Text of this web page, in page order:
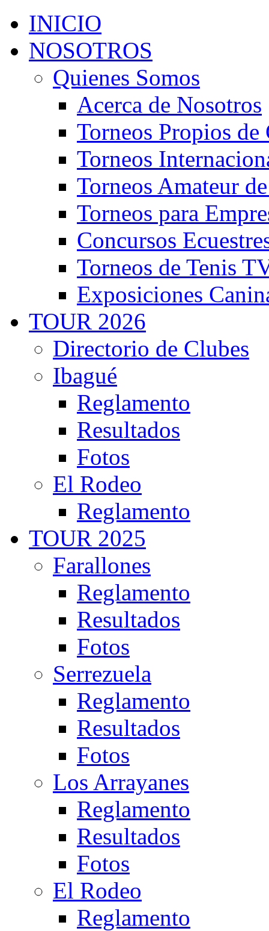
INICIO
NOSOTROS
Quienes Somos
Acerca de Nosotros
Torneos Propios
Torneos
Torneos Amateur
Torneos para
Concursos
Torneos de Tenis
Exposiciones
TOUR 2026
Directorio de Clubes
Ibagué
Reglamento
Resultados
Fotos
El Rodeo
Reglamento
TOUR 2025
Farallones
Reglamento
Resultados
Fotos
Serrezuela
Reglamento
Resultados
Fotos
Los Arrayanes
Reglamento
Resultados
Fotos
El Rodeo
Reglamento